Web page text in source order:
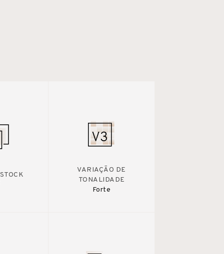
VARIAÇÃO DE
TONALIDADE
Forte